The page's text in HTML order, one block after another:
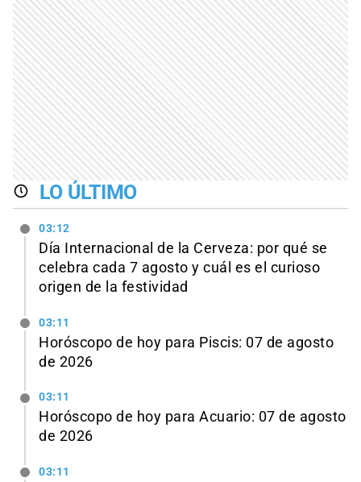
LO ÚLTIMO
03:12
Día Internacional de la Cerveza: por qué se
celebra cada 7 agosto y cuál es el curioso
origen de la festividad
03:11
Horóscopo de hoy para Piscis: 07 de agosto
de 2026
03:11
Horóscopo de hoy para Acuario: 07 de agosto
de 2026
03:11